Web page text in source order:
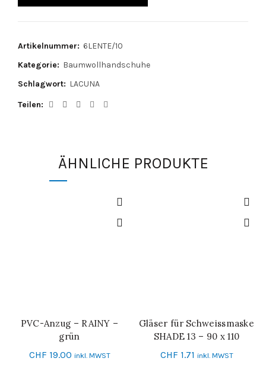
Artikelnummer: 6LENTE/10
Kategorie: Baumwollhandschuhe
Schlagwort: LACUNA
Teilen
ÄHNLICHE PRODUKTE
IN DEN WARENKORB
PVC-Anzug – RAINY –
grün
CHF 19.00 inkl. MWST
IN DEN WARENKORB
Gläser für Schweissmaske
SHADE 13 – 90 x 110
CHF 1.71 inkl. MWST